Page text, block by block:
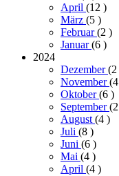
April (12 )
März (5 )
Februar(2 )
Januar(6 )
2024
Dezember(2
November(4
Oktober(6 )
September(2
August (4 )
Juli (8 )
Juni (6 )
Mai (4 )
April (4 )